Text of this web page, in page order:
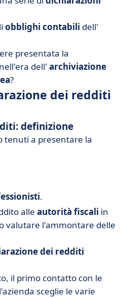
la dichiarazione dei
obblighi contabili dell'
presentata la
dell' archiviazione
?
dei redditi
definizione
tenuti a presentare la
.
alle autorità fiscali in
valutare l'ammontare delle
dei redditi
il primo contatto con le
sceglie le varie